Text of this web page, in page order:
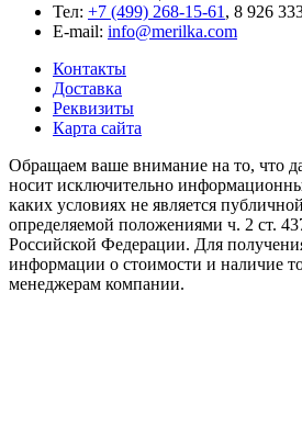
Тел: +7 (499) 268-15-61 , 8 926
E-mail: info@merilka.com
Контакты
Доставка
Реквизиты
Карта сайта
Обращаем ваше внимание на то, что
носит исключительно
каких условиях не является
определяемой положениями ч. 2 ст.
Российской Федерации. Для
информации о стоимости и наличие
менеджерам компании.